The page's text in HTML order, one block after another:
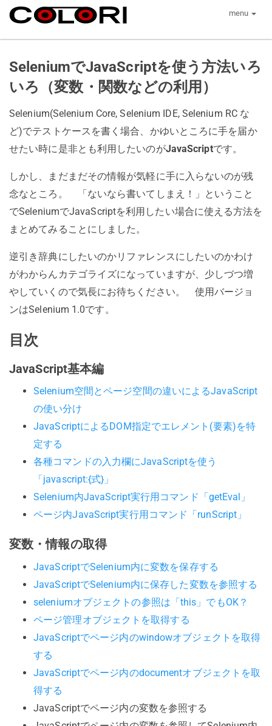
menu
SeleniumでJavaScriptを使う方法いろ
いろ（変数・関数などの利用）
Selenium(Selenium Core, Selenium IDE, Selenium RC な
ど)でテストケースを書く場合、かゆいところに手を届か
せたい時に是非とも利用したいのがJavaScriptです。
しかし、まだまだその情報が気軽に手に入らないのが残
念なところ。 「ないなら書いてしまえ！」ということ
でSeleniumでJavaScriptを利用したい場合に使える方法を
まとめてみることにしました。
逆引き辞典にしたいのかリファレンスにしたいのかわけ
がわからんカテゴライズになっていますが、少しづつ増
やしていくので気長にお待ちください。 使用バージョ
ンはSelenium 1.0です。
目次
JavaScript基本編
Selenium空間とページ空間の違いによるJavaScript
の使い分け
JavaScriptによるDOM指定でエレメント(要素)を特
定する
各種コマンドの入力欄にJavaScriptを使う
「javascript:{式}」
Selenium内JavaScript実行用コマンド「getEval」
ページ内JavaScript実行用コマンド「runScript」
変数・情報の取得
JavaScriptでSelenium内に変数を保存する
JavaScriptでSelenium内に保存した変数を参照する
seleniumオブジェクトの参照は「this」でもOK？
ページ管理オブジェクトを取得する
JavaScriptでページ内のwindowオブジェクトを取得
する
JavaScriptでページ内のdocumentオブジェクトを取
得する
JavaScriptでページ内の変数を参照する